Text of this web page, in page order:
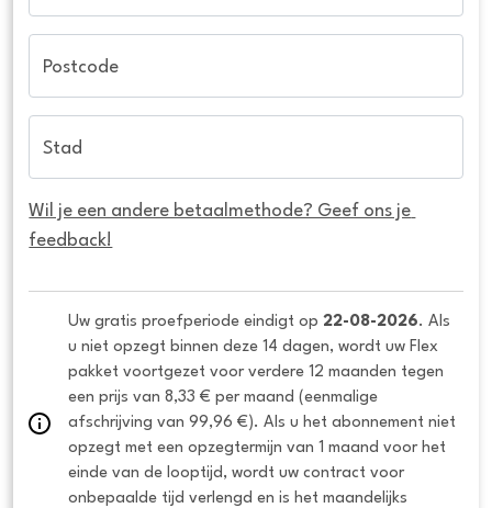
Postcode
Stad
Wil je een andere betaalmethode? Geef ons je
feedback!
Uw gratis proefperiode eindigt op 22-08-2026. Als
u niet opzegt binnen deze 14 dagen, wordt uw Flex
pakket voortgezet voor verdere 12 maanden tegen
een prijs van 8,33 € per maand (eenmalige
afschrijving van 99,96 €). Als u het abonnement niet
opzegt met een opzegtermijn van 1 maand voor het
einde van de looptijd, wordt uw contract voor
onbepaalde tijd verlengd en is het maandelijks